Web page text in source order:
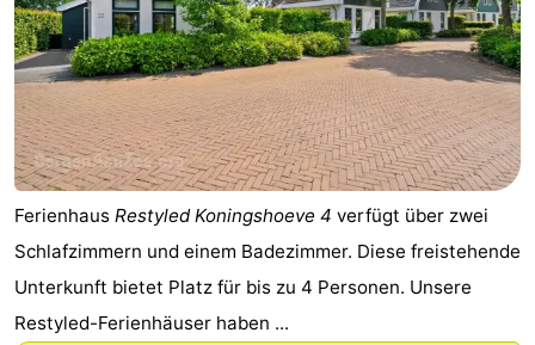
Ferienhaus Restyled Koningshoeve 4 verfügt über zwei
Schlafzimmern und einem Badezimmer. Diese freistehende
Unterkunft bietet Platz für bis zu 4 Personen. Unsere
Restyled-Ferienhäuser haben ...